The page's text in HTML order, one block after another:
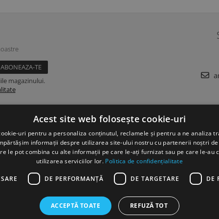
magazinului.
Plata
DATE COMERCIALE
SC DC Folie SRL
j40/13451/2012
RO 30912173
Str. Halelor nr. 22 ( "la fabrica
Branesti, Ilfov
Acest site web folosește cookie-uri
uri pentru a personaliza conținutul, reclamele și pentru a ne analiza
informații despre utilizarea site-ului nostru cu partenerii noștri
le pot combina cu alte informații pe care le-ați furnizat sau pe care le-au
utilizarea serviciilor lor. Politica de confidențialitate
DE PERFORMANȚĂ DE TARGETARE DE
ACCEPTĂ TOATE REFUZĂ TOT